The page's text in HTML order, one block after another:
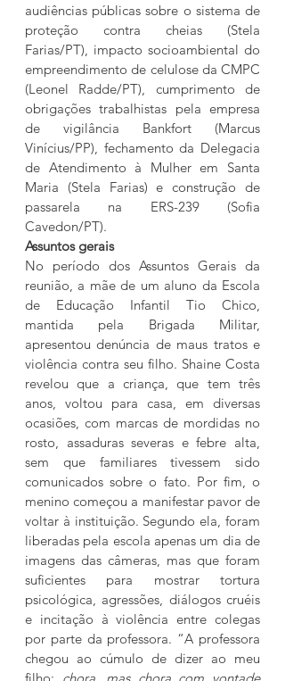
audiências públicas sobre o sistema de
proteção contra cheias (Stela
Farias/PT), impacto socioambiental do
empreendimento de celulose da CMPC
(Leonel Radde/PT), cumprimento de
obrigações trabalhistas pela empresa
de vigilância Bankfort (Marcus
Vinícius/PP), fechamento da Delegacia
de Atendimento à Mulher em Santa
Maria (Stela Farias) e construção de
passarela na ERS-239 (Sofia
Cavedon/PT).
Assuntos gerais
No período dos Assuntos Gerais da
reunião, a mãe de um aluno da Escola
de Educação Infantil Tio Chico,
mantida pela Brigada Militar,
apresentou denúncia de maus tratos e
violência contra seu filho. Shaine Costa
revelou que a criança, que tem três
anos, voltou para casa, em diversas
ocasiões, com marcas de mordidas no
rosto, assaduras severas e febre alta,
sem que familiares tivessem sido
comunicados sobre o fato. Por fim, o
menino começou a manifestar pavor de
voltar à instituição. Segundo ela, foram
liberadas pela escola apenas um dia de
imagens das câmeras, mas que foram
suficientes para mostrar tortura
psicológica, agressões, diálogos cruéis
e incitação à violência entre colegas
por parte da professora. “A professora
chegou ao cúmulo de dizer ao meu
filho: chora, mas chora com vontade